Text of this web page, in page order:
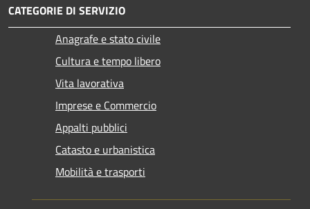
CATEGORIE DI SERVIZIO
Anagrafe e stato civile
Cultura e tempo libero
Vita lavorativa
Imprese e Commercio
Appalti pubblici
Catasto e urbanistica
Mobilità e trasporti